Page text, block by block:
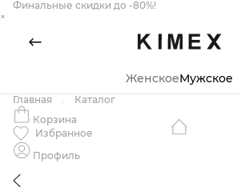
Финальные скидки до -80%!
×
ЖенскоеМужское
Главная
Каталог
Корзина
Избранное
Профиль